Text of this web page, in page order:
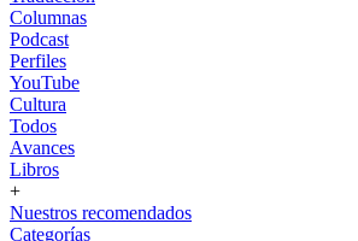
Columnas
Podcast
Perfiles
YouTube
Cultura
Todos
Avances
Libros
+
Nuestros recomendados
Categorías